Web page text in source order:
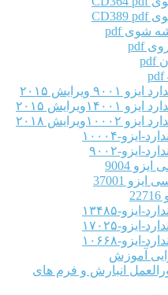
ویرایش ۲۰۱۵
۲۰۱۵
۲۰۱۸
ایزو-۱۰۰۰۴
ایزو-۹۰۰۲
9004
37001
ایزو-۱۳۴۸۵
ایزو-۱۷۰۲۵
ایزو-۱۰۶۶۸
آموزش
انبارش و فرم های